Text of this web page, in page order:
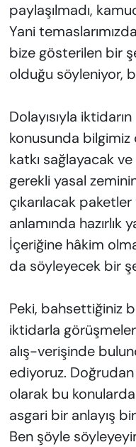
paylaşılmadı,
Yani
bize gösterilen bir
olduğu söyleniyor,
Dolayısıyla iktidarın
konusunda
katkı sağlayacak
gerekli yasal
çıkarılacak
anlamında hazırlık
İçeriğine hâkim
da söyleyecek bir
Peki, bahsettiğiniz
iktidarla
alış-verişinde
ediyoruz.
olarak bu
asgari bir anlayış
Ben şöyle